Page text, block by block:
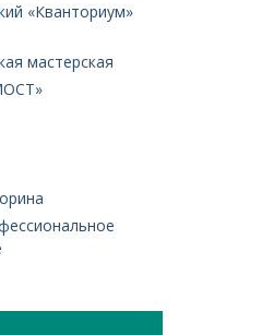
«Кванториум»
мастерская